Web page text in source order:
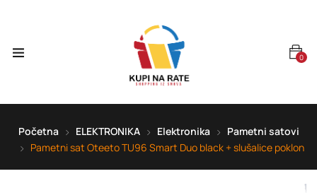
0
Početna ELEKTRONIKA Elektronika
Pametni satovi
Pametni sat Oteeto TU96 Smart Duo black + slušalice poklon